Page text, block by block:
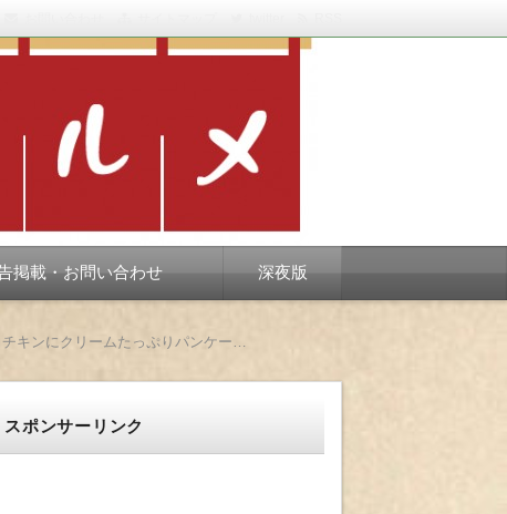
ベります。
掲載・お問い合わせ 深夜版
海浜幕張で見つけたハワイアンなカフェ、コナズ珈琲 幕張店を初訪問！ ハンバーガー＆モチコチキンにクリームたっぷりパンケーキと、ハワイアンフードが目白押し！！
スポンサーリンク